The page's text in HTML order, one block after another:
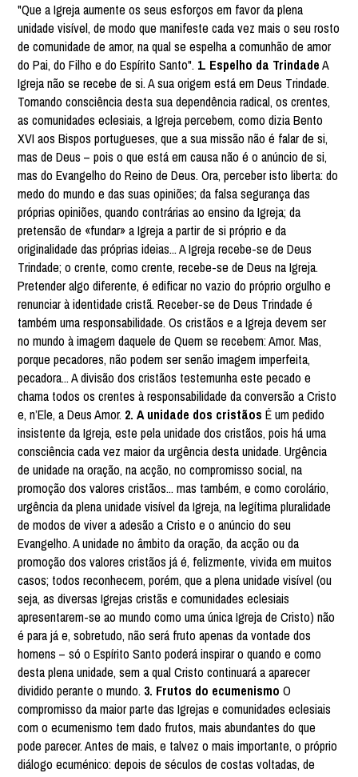
"Que a Igreja aumente os seus esforços em favor da plena
unidade visível, de modo que manifeste cada vez mais o seu rosto
de comunidade de amor, na qual se espelha a comunhão de amor
do Pai, do Filho e do Espírito Santo". 1. Espelho da TrindadeA
Igreja não se recebe de si. A sua origem está em Deus Trindade.
Tomando consciência desta sua dependência radical, os crentes,
as comunidades eclesiais, a Igreja percebem, como dizia Bento
XVI aos Bispos portugueses, que a sua missão não é falar de si,
mas de Deus – pois o que está em causa não é o anúncio de si,
mas do Evangelho do Reino de Deus. Ora, perceber isto liberta: do
medo do mundo e das suas opiniões; da falsa segurança das
próprias opiniões, quando contrárias ao ensino da Igreja; da
pretensão de «fundar» a Igreja a partir de si próprio e da
originalidade das próprias ideias... A Igreja recebe-se de Deus
Trindade; o crente, como crente, recebe-se de Deus na Igreja.
Pretender algo diferente, é edificar no vazio do próprio orgulho e
renunciar à identidade cristã. Receber-se de Deus Trindade é
também uma responsabilidade. Os cristãos e a Igreja devem ser
no mundo à imagem daquele de Quem se recebem: Amor. Mas,
porque pecadores, não podem ser senão imagem imperfeita,
pecadora... A divisão dos cristãos testemunha este pecado e
chama todos os crentes à responsabilidade da conversão a Cristo
e, n’Ele, a Deus Amor. 2. A unidade dos cristãos É um pedido
insistente da Igreja, este pela unidade dos cristãos, pois há uma
consciência cada vez maior da urgência desta unidade. Urgência
de unidade na oração, na acção, no compromisso social, na
promoção dos valores cristãos... mas também, e como corolário,
urgência da plena unidade visível da Igreja, na legítima pluralidade
de modos de viver a adesão a Cristo e o anúncio do seu
Evangelho. A unidade no âmbito da oração, da acção ou da
promoção dos valores cristãos já é, felizmente, vivida em muitos
casos; todos reconhecem, porém, que a plena unidade visível (ou
seja, as diversas Igrejas cristãs e comunidades eclesiais
apresentarem-se ao mundo como uma única Igreja de Cristo) não
é para já e, sobretudo, não será fruto apenas da vontade dos
homens – só o Espírito Santo poderá inspirar o quando e como
desta plena unidade, sem a qual Cristo continuará a aparecer
dividido perante o mundo. 3. Frutos do ecumenismo O
compromisso da maior parte das Igrejas e comunidades eclesiais
com o ecumenismo tem dado frutos, mais abundantes do que
pode parecer. Antes de mais, e talvez o mais importante, o próprio
diálogo ecuménico: depois de séculos de costas voltadas, de